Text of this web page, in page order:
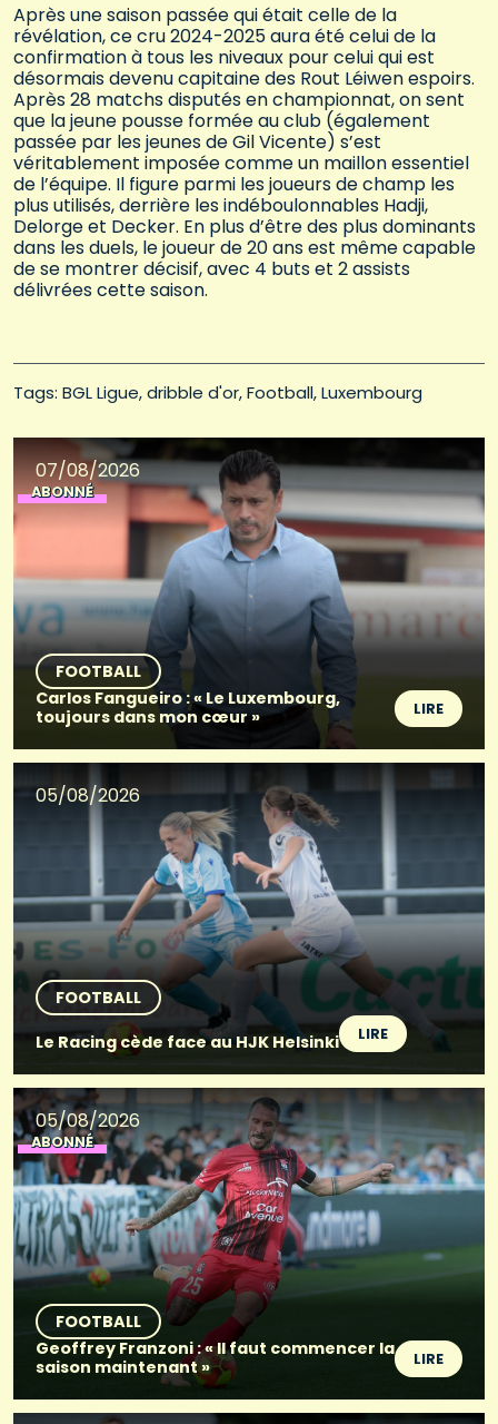
Après une saison passée qui était celle de la
révélation, ce cru 2024-2025 aura été celui de la
confirmation à tous les niveaux pour celui qui est
désormais devenu capitaine des Rout Léiwen espoirs.
Après 28 matchs disputés en championnat, on sent
que la jeune pousse formée au club (également
passée par les jeunes de Gil Vicente) s’est
véritablement imposée comme un maillon essentiel
de l’équipe. Il figure parmi les joueurs de champ les
plus utilisés, derrière les indéboulonnables Hadji,
Delorge et Decker. En plus d’être des plus dominants
dans les duels, le joueur de 20 ans est même capable
de se montrer décisif, avec 4 buts et 2 assists
délivrées cette saison.
Tags: BGL Ligue dribble d'or Football Luxembourg
07/08/2026
ABONNÉ
FOOTBALL
Carlos Fangueiro : « Le Luxembourg,
toujours dans mon cœur »
LIRE
05/08/2026
FOOTBALL
Le Racing cède face au HJK Helsinki
LIRE
05/08/2026
ABONNÉ
FOOTBALL
Geoffrey Franzoni : « Il faut commencer la
saison maintenant »
LIRE